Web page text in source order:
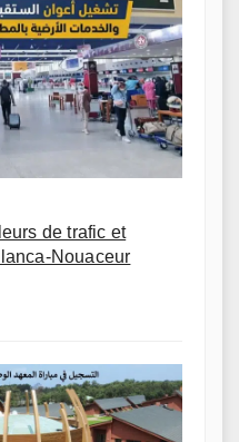
de trafic et
Nouaceur